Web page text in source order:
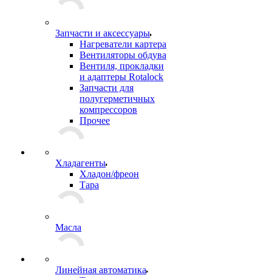
Запчасти и аксессуары
Нагреватели картера
Вентиляторы обдува
Вентиля, прокладки
и адаптеры Rotalock
Запчасти для
полугерметичных
компрессоров
Прочее
Хладагенты
Хладон/фреон
Тара
Масла
Линейная автоматика